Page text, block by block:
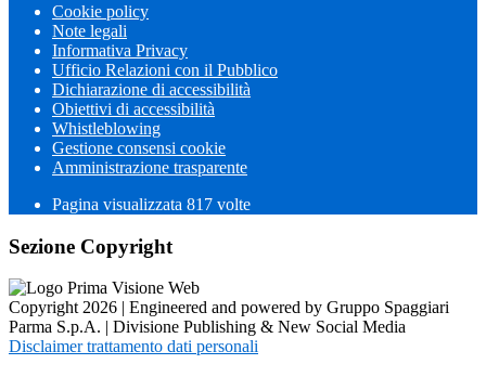
Cookie policy
Note legali
Informativa Privacy
Ufficio Relazioni con il Pubblico
Dichiarazione di accessibilità
Obiettivi di accessibilità
Whistleblowing
Gestione consensi cookie
Amministrazione trasparente
Pagina visualizzata 817 volte
Sezione Copyright
Copyright 2026 | Engineered and powered by Gruppo Spaggiari
Parma S.p.A. | Divisione Publishing & New Social Media
Disclaimer trattamento dati personali